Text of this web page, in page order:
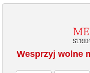
Wesprzyj wolne